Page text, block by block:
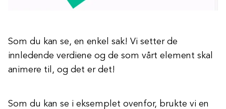
Som du kan se, en enkel sak! Vi setter de
innledende verdiene og de som vårt element skal
animere til, og det er det!
Som du kan se i eksemplet ovenfor, brukte vi en